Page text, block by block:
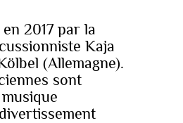
2017 par la
Kaja
(Allemagne).
sont